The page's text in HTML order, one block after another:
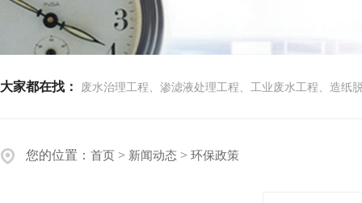
大家都在找： 废水治理工程、渗滤液处理工程、工业废水工程、造纸
您的位置： 首页 > 新闻动态 > 环保政策